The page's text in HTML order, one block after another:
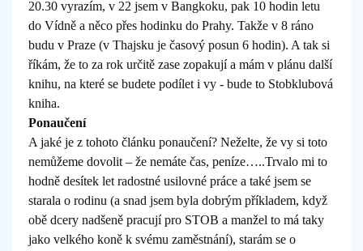
20.30 vyrazím, v 22 jsem v Bangkoku, pak 10 hodin letu
do Vídně a něco přes hodinku do Prahy. Takže v 8 ráno
budu v Praze (v Thajsku je časový posun 6 hodin). A tak si
říkám, že to za rok určitě zase zopakují a mám v plánu další
knihu, na které se budete podílet i vy - bude to Stobklubová
kniha.
Ponaučení
A jaké je z tohoto článku ponaučení? Neželte, že vy si toto
nemůžeme dovolit – že nemáte čas, peníze…..Trvalo mi to
hodně desítek let radostné usilovné práce a také jsem se
starala o rodinu (a snad jsem byla dobrým příkladem, když
obě dcery nadšeně pracují pro STOB a manžel to má taky
jako velkého koně k svému zaměstnání), starám se o